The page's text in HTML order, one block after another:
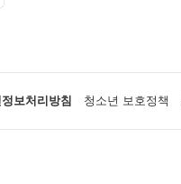
보처리방침 청소년 보호정책